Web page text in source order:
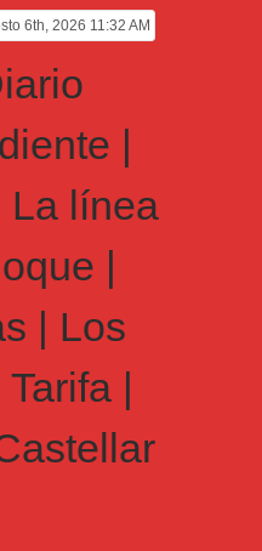
6th, 2026 11:32 AM